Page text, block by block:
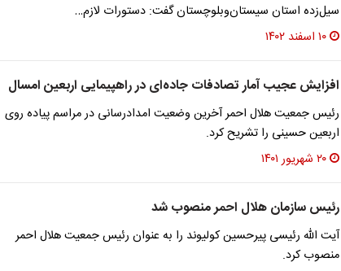
سیل‌زده استان سیستان‌وبلوچستان گفت: دستورات لازم…
۱۰ اسفند ۱۴۰۲
افزایش عجیب آمار تصادفات جاده‌ای در راهپیمایی اربعین امسال
رئیس جمعیت هلال احمر آخرین وضعیت امدادرسانی در مراسم پیاده روی
اربعین حسینی را تشریح کرد.
۲۰ شهریور ۱۴۰۱
رئیس سازمان هلال احمر منصوب شد
آیت الله رئیسی پیرحسین کولیوند را به عنوان رئیس جمعیت هلال احمر
منصوب کرد.